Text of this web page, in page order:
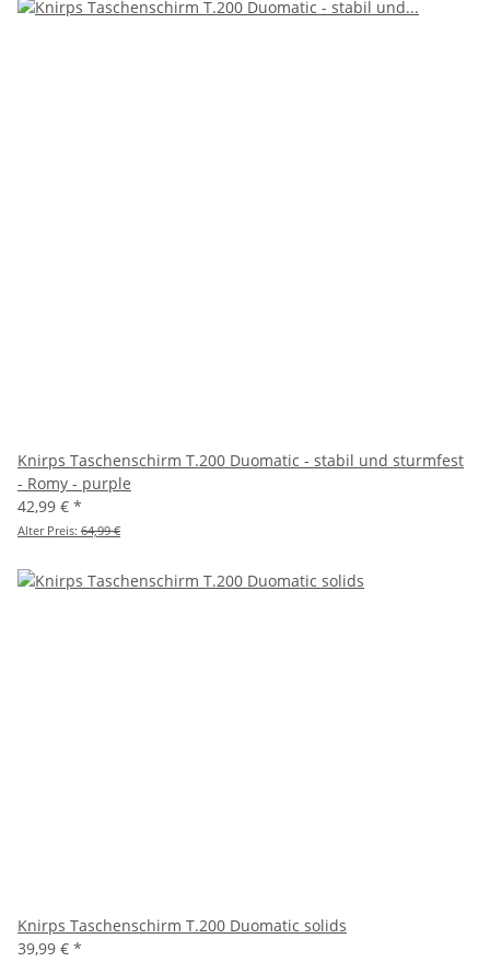
Knirps Taschenschirm T.200 Duomatic - stabil und sturmfest
- Romy - purple
42,99 € *
Alter Preis: 64,99 €
Knirps Taschenschirm T.200 Duomatic solids
39,99 € *